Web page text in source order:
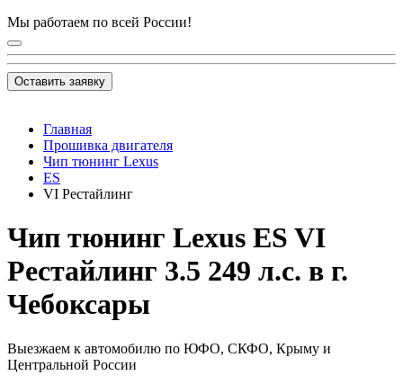
Мы работаем по всей России!
Оставить заявку
Главная
Прошивка двигателя
Чип тюнинг Lexus
ES
VI Рестайлинг
Чип тюнинг Lexus ES VI
Рестайлинг 3.5 249 л.с. в г.
Чебоксары
Выезжаем к автомобилю по ЮФО, СКФО, Крыму и
Центральной России